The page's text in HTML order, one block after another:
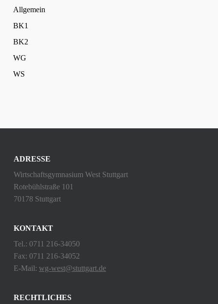
Allgemein
BK1
BK2
WG
WS
ADRESSE
Wirtschaftsgymnasium West Stuttgart
Rotebühlstraße 101
70178 Stuttgart
KONTAKT
Tel.: 0711 216-34050
Fax: 0711 216-34052
E-Mail: wg-west@stuttgart.de
RECHTLICHES